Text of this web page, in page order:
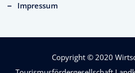
Impressum
Copyright © 2020